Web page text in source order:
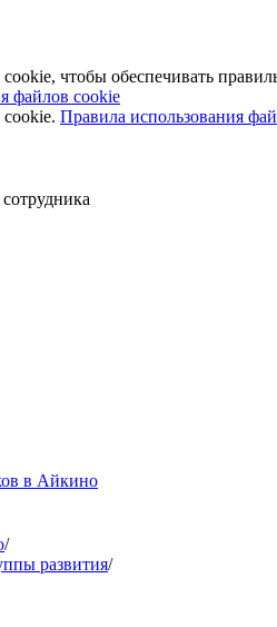
чтобы обеспечивать
файлов cookie
Правила использования
в Айкино
/
развития/